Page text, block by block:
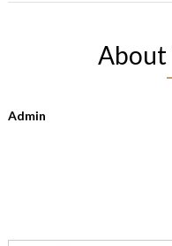
About
Admin